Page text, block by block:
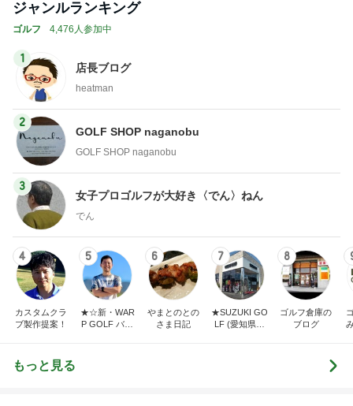
ジャンルランキング
ゴルフ 4,476人参加中
1
店長ブログ
heatman
2
GOLF SHOP naganobu
GOLF SHOP naganobu
3
女子プロゴルフが大好き〈でん〉ねん
でん
4
カスタムクラ
ブ製作提案！
5
★☆新・WAR
P GOLF バカ
6
やまとのとの
さま日記
7
★SUZUKI GO
LF (愛知県半
8
ゴルフ倉庫の
ブログ
もっと見る